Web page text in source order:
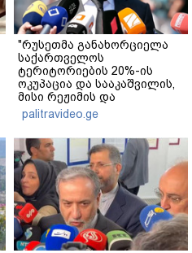
"რუსეთმა განახორციელა
საქართველოს
ტერიტორიების 20%-ის
ოკუპაცია და სააკაშვილის,
მისი რეჟიმის და
"ნაცმოძრაობის" ღალატი
ვერანაირად ვერ
გადაფარავს ამ
დანაშაულს" - ირაკლი
კობახიძე
palitravideo.ge